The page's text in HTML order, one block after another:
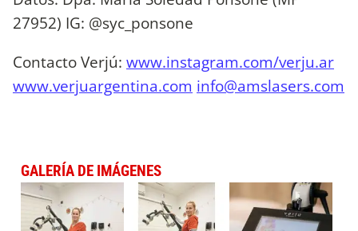
27952) IG: @syc_ponsone
Contacto Verjú: www.instagram.com/verju.ar
www.verjuargentina.com info@amslasers.com
GALERÍA DE IMÁGENES